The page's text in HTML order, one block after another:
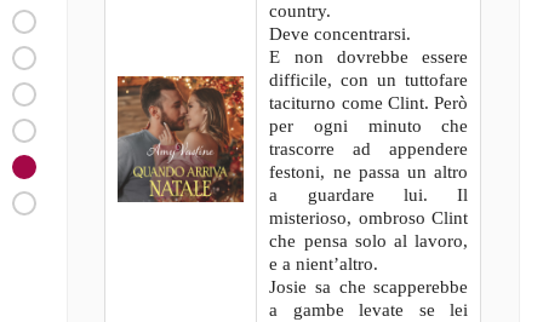
country.
Deve concentrarsi.
E non dovrebbe essere
difficile, con un tuttofare
taciturno come Clint. Però
per ogni minuto che
trascorre ad appendere
festoni, ne passa un altro
a guardare lui. Il
misterioso, ombroso Clint
che pensa solo al lavoro,
e a nient’altro.
Josie sa che scapperebbe
a gambe levate se lei